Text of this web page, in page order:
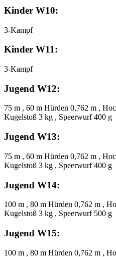
Kinder W10:
3-Kampf
Kinder W11:
3-Kampf
Jugend W12:
75 m , 60 m Hürden 0,762 m ,
Kugelstoß 3 kg , Speerwurf 400 g
Jugend W13:
75 m , 60 m Hürden 0,762 m ,
Kugelstoß 3 kg , Speerwurf 400 g
Jugend W14:
100 m , 80 m Hürden 0,762 m ,
Kugelstoß 3 kg , Speerwurf 500 g
Jugend W15:
100 m , 80 m Hürden 0,762 m ,